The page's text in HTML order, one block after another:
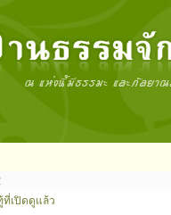
ที่เปิดดูแล้ว